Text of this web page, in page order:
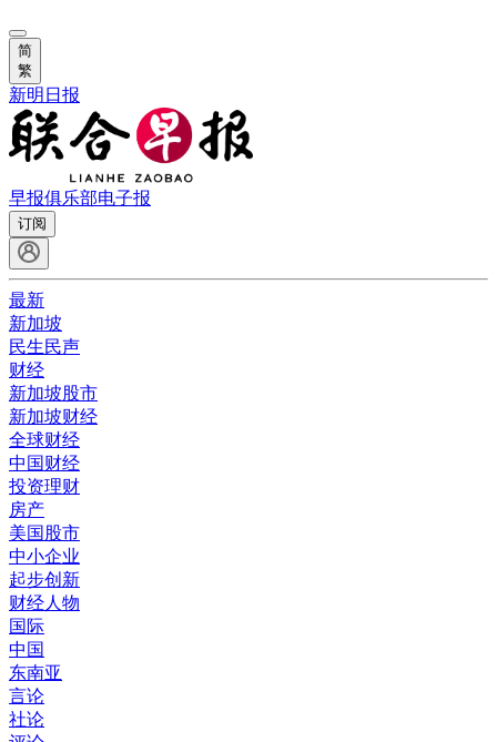
简
繁
新明日报
早报俱乐部电子报
订阅
最新
新加坡
民生民声
财经
新加坡股市
新加坡财经
全球财经
中国财经
投资理财
房产
美国股市
中小企业
起步创新
财经人物
国际
中国
东南亚
言论
社论